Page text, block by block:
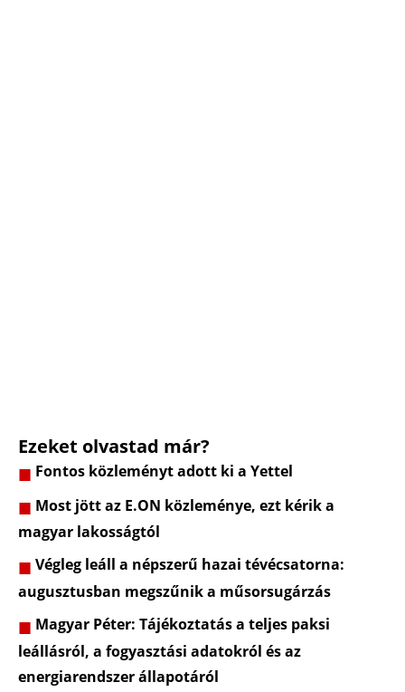
Ezeket olvastad már?
Fontos közleményt adott ki a Yettel
Most jött az E.ON közleménye, ezt kérik a
magyar lakosságtól
Végleg leáll a népszerű hazai tévécsatorna:
augusztusban megszűnik a műsorsugárzás
Magyar Péter: Tájékoztatás a teljes paksi
leállásról, a fogyasztási adatokról és az
energiarendszer állapotáról